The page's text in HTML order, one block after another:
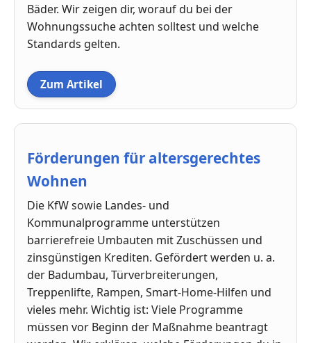
Bäder. Wir zeigen dir, worauf du bei der
Wohnungssuche achten solltest und welche
Standards gelten.
Zum Artikel
Förderungen für altersgerechtes
Wohnen
Die KfW sowie Landes- und
Kommunalprogramme unterstützen
barrierefreie Umbauten mit Zuschüssen und
zinsgünstigen Krediten. Gefördert werden u. a.
der Badumbau, Türverbreiterungen,
Treppenlifte, Rampen, Smart-Home-Hilfen und
vieles mehr. Wichtig ist: Viele Programme
müssen vor Beginn der Maßnahme beantragt